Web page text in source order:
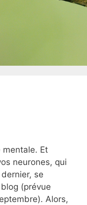
mentale. Et
neurones, qui
se
(prévue
Alors,